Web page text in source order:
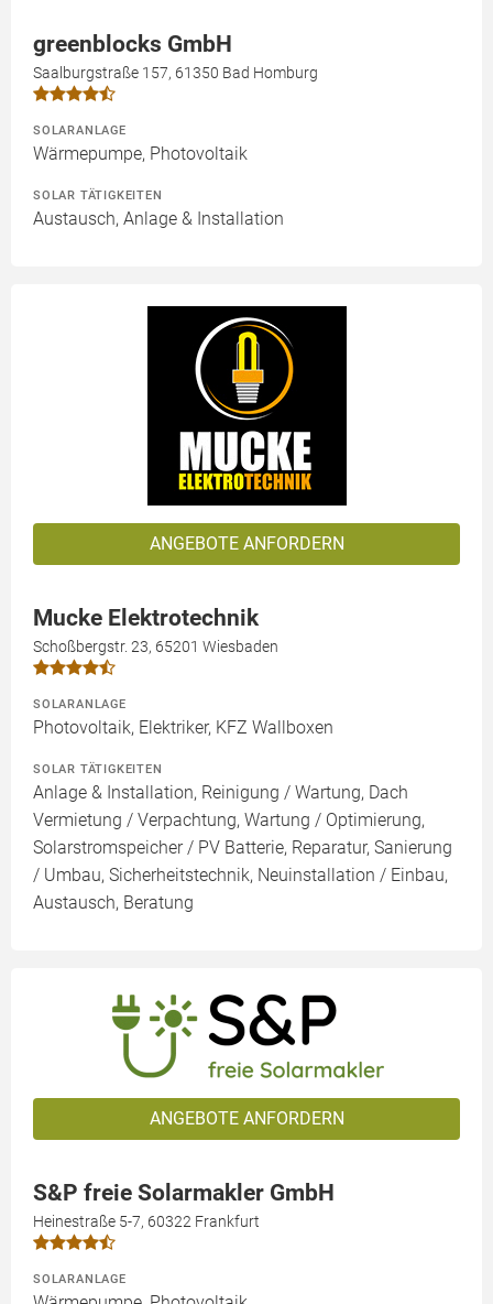
greenblocks GmbH
Saalburgstraße 157, 61350 Bad Homburg
SOLARANLAGE
Wärmepumpe, Photovoltaik
SOLAR TÄTIGKEITEN
Austausch, Anlage & Installation
ANGEBOTE ANFORDERN
Mucke Elektrotechnik
Schoßbergstr. 23, 65201 Wiesbaden
SOLARANLAGE
Photovoltaik, Elektriker, KFZ Wallboxen
SOLAR TÄTIGKEITEN
Anlage & Installation, Reinigung / Wartung, Dach
Vermietung / Verpachtung, Wartung / Optimierung,
Solarstromspeicher / PV Batterie, Reparatur, Sanierung
/ Umbau, Sicherheitstechnik, Neuinstallation / Einbau,
Austausch, Beratung
ANGEBOTE ANFORDERN
S&P freie Solarmakler GmbH
Heinestraße 5-7, 60322 Frankfurt
SOLARANLAGE